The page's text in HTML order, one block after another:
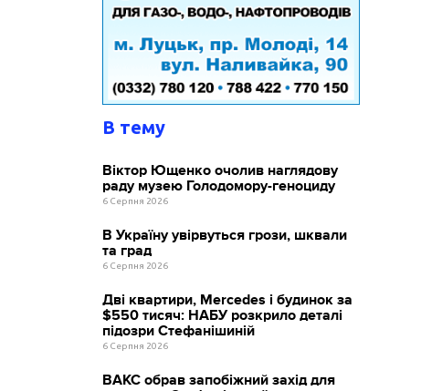
В тему
Віктор Ющенко очолив наглядову
раду музею Голодомору-геноциду
6 Серпня 2026
В Україну увірвуться грози, шквали
та град
6 Серпня 2026
Дві квартири, Mercedes і будинок за
$550 тисяч: НАБУ розкрило деталі
підозри Стефанішиній
6 Серпня 2026
ВАКС обрав запобіжний захід для